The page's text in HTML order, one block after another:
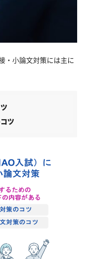
・小論文対策には主に
ツ